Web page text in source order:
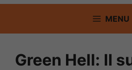
MENU
Green Hell: Il